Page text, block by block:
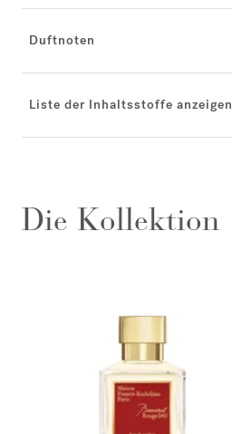
Duftnoten
Liste der Inhaltsstoffe anzeigen
Die Kollektion